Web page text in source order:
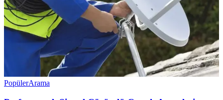
PopülerArama